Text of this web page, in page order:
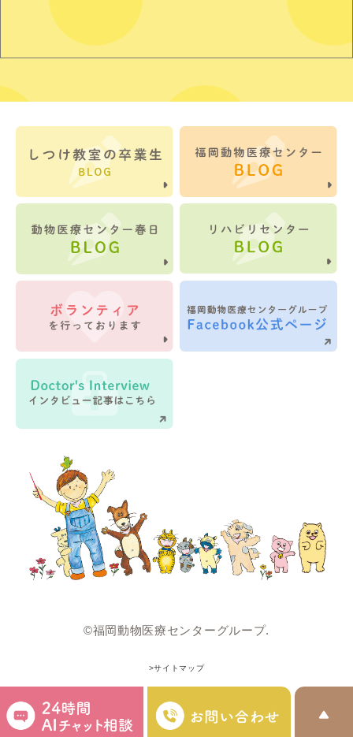
©福岡動物医療センターグループ.
>サイトマップ